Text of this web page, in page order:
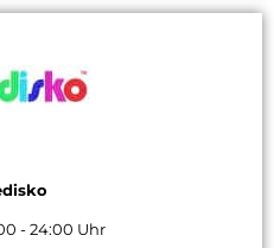
- 24:00 Uhr